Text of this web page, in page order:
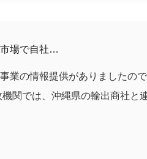
市場で自社…
業の情報提供がありましたの
関では、沖縄県の輸出商社と